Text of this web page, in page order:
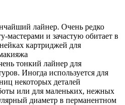
лайнер. Очень редко
мастерами и зачастую обитает в
картриджей для
тонкий лайнер для
Иногда используется для
некоторых деталей
или для маленьких, нежных
диаметр в перманентном